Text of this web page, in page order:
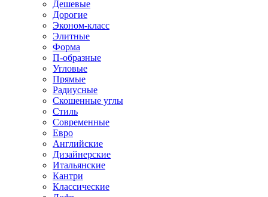
Дешевые
Дорогие
Эконом-класс
Элитные
Форма
П-образные
Угловые
Прямые
Радиусные
Скошенные углы
Стиль
Современные
Евро
Английские
Дизайнерские
Итальянские
Кантри
Классические